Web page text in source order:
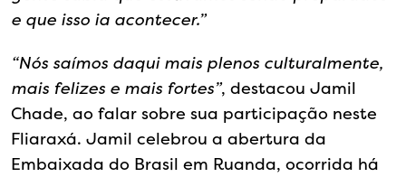
e que isso ia acontecer.”
“Nós saímos daqui mais plenos culturalmente,
mais felizes e mais fortes”, destacou Jamil
Chade, ao falar sobre sua participação neste
Fliaraxá. Jamil celebrou a abertura da
Embaixada do Brasil em Ruanda, ocorrida há